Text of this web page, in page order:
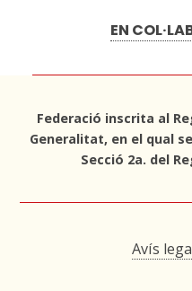
EN
Federació inscrita al
Generalitat, en el qual
Secció 2a. del
Avís